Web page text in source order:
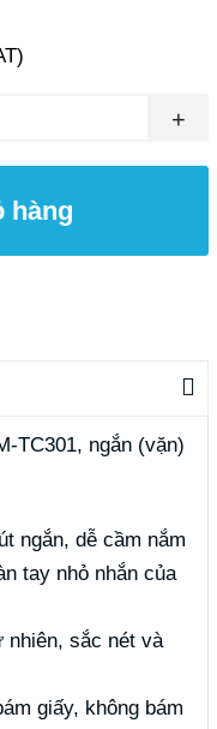
+
hàng
TC301, ngắn (vặn)
ngắn, dễ cầm nắm
tay nhỏ nhắn của
nhiên, sắc nét và
giấy, không bám